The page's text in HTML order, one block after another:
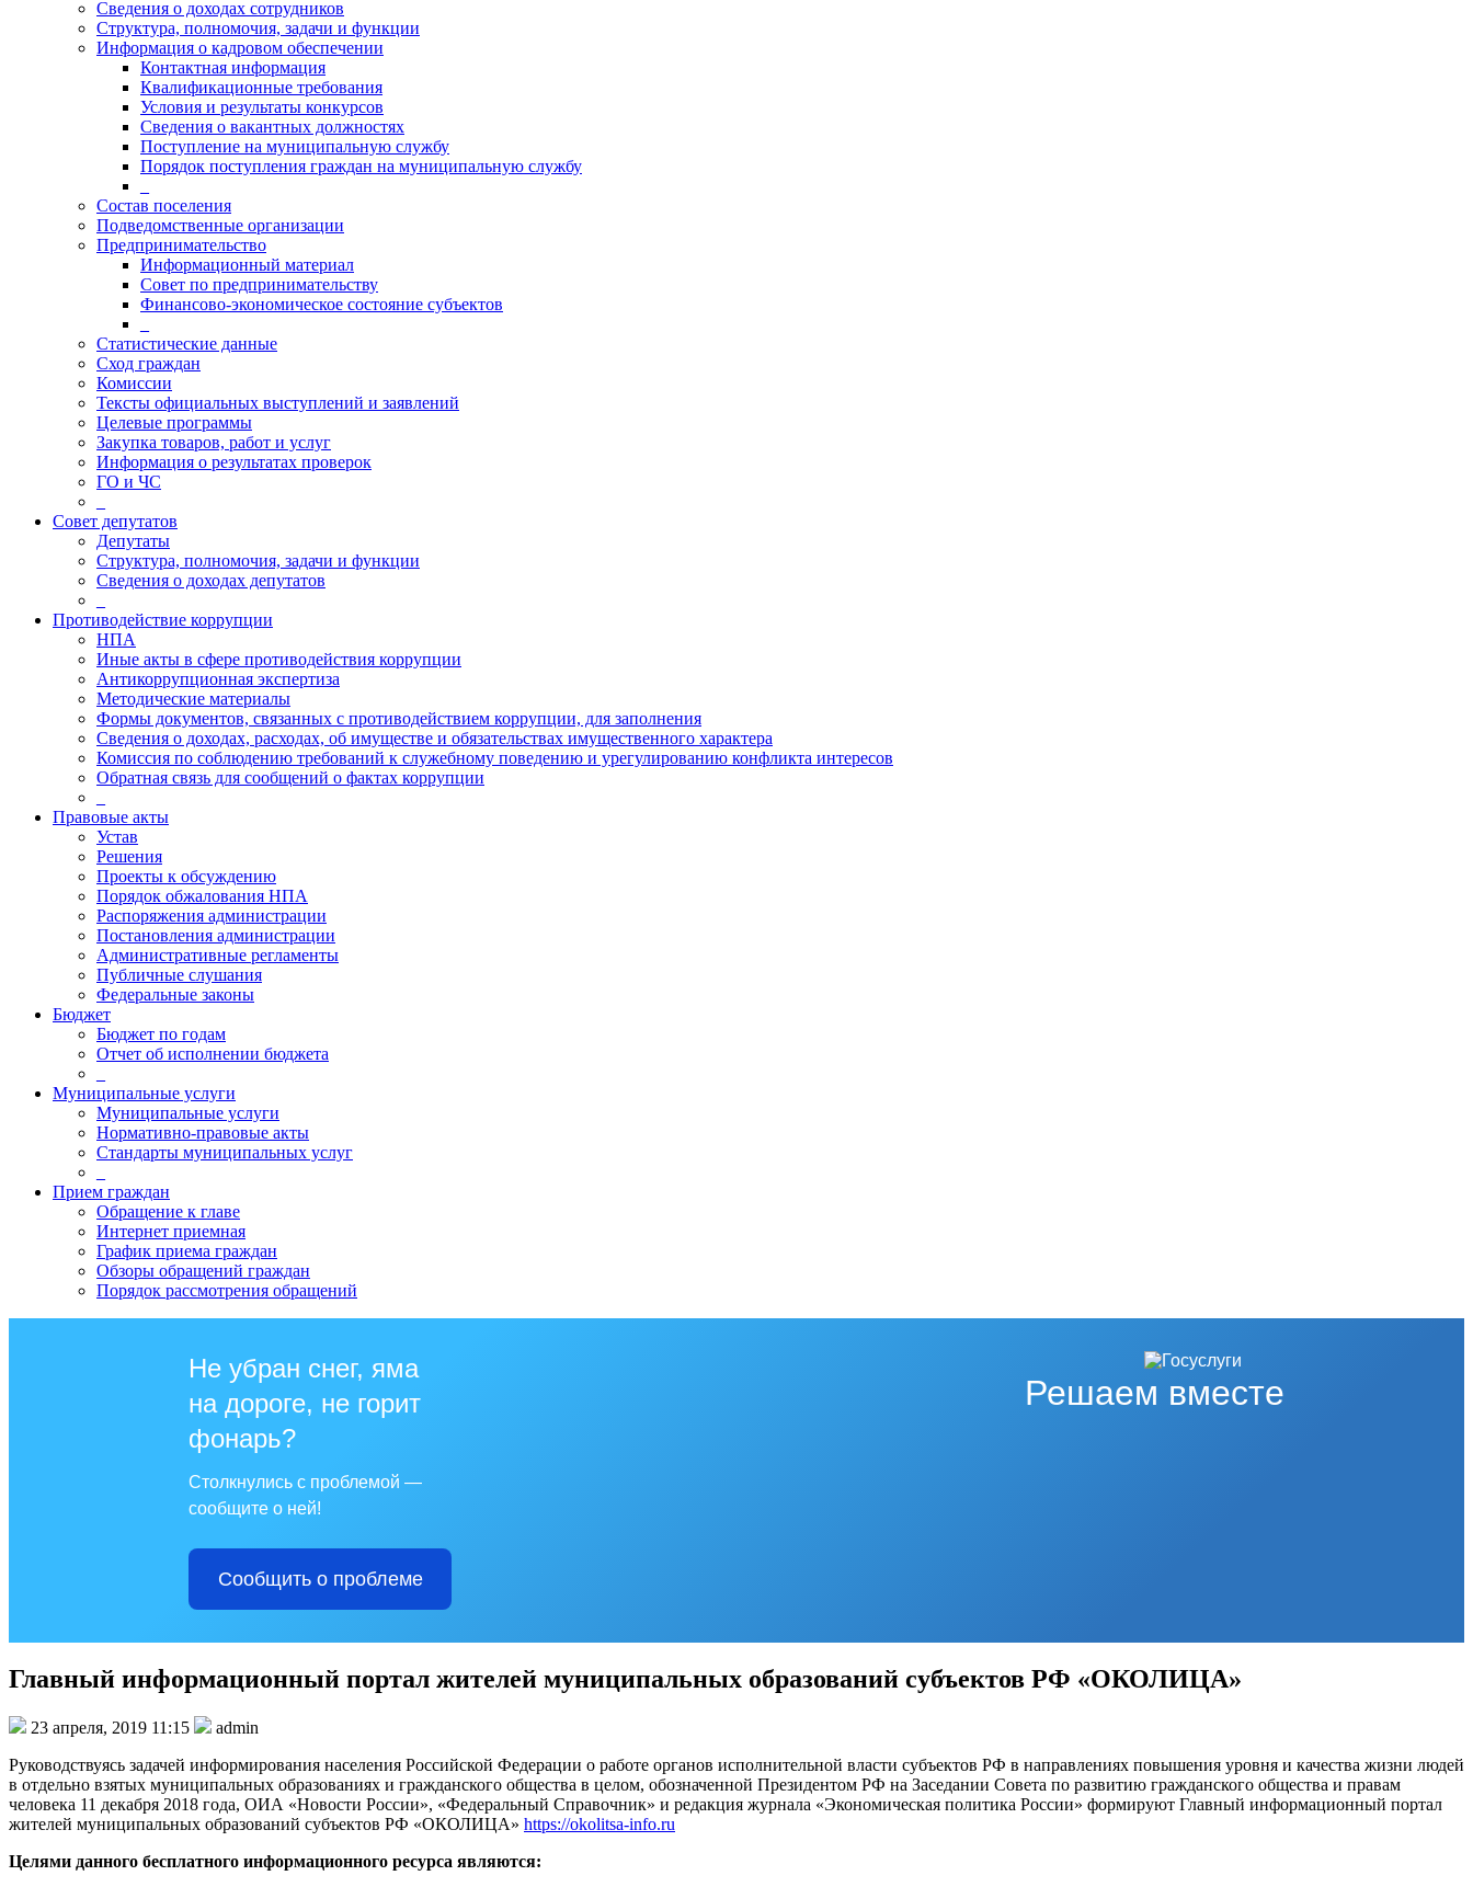
Сведения о доходах сотрудников
Структура, полномочия, задачи и функции
Информация о кадровом обеспечении
Контактная информация
Квалификационные требования
Условия и результаты конкурсов
Сведения о вакантных должностях
Поступление на муниципальную службу
Порядок поступления граждан на муниципальную службу
Состав поселения
Подведомственные организации
Предпринимательство
Информационный материал
Совет по предпринимательству
Финансово-экономическое состояние субъектов
Статистические данные
Сход граждан
Комиссии
Тексты официальных выступлений и заявлений
Целевые программы
Закупка товаров, работ и услуг
Информация о результатах проверок
ГО и ЧС
Совет депутатов
Депутаты
Структура, полномочия, задачи и функции
Сведения о доходах депутатов
Противодействие коррупции
НПА
Иные акты в сфере противодействия коррупции
Антикоррупционная экспертиза
Методические материалы
Формы документов, связанных с противодействием коррупции, для заполнения
Сведения о доходах, расходах, об имуществе и обязательствах имущественного характера
Комиссия по соблюдению требований к служебному поведению и урегулированию конфликта интересов
Обратная связь для сообщений о фактах коррупции
Правовые акты
Устав
Решения
Проекты к обсуждению
Порядок обжалования НПА
Распоряжения администрации
Постановления администрации
Административные регламенты
Публичные слушания
Федеральные законы
Бюджет
Бюджет по годам
Отчет об исполнении бюджета
Муниципальные услуги
Муниципальные услуги
Нормативно-правовые акты
Стандарты муниципальных услуг
Прием граждан
Обращение к главе
Интернет приемная
График приема граждан
Обзоры обращений граждан
Порядок рассмотрения обращений
Решаем вместе
Не убран снег, яма
на дороге, не горит
фонарь?
Столкнулись с проблемой —
сообщите о ней!
Сообщить о проблеме
Главный информационный портал жителей муниципальных образований субъектов РФ «ОКОЛИЦА»
23 апреля, 2019 11:15
admin
Руководствуясь задачей информирования населения Российской Федерации о работе органов исполнительной власти субъектов РФ в направлениях повышения уровня и качества жизни людей
в отдельно взятых муниципальных образованиях и гражданского общества в целом, обозначенной Президентом РФ на Заседании Совета по развитию гражданского общества и правам
человека 11 декабря 2018 года, ОИА «Новости России», «Федеральный Справочник» и редакция журнала «Экономическая политика России» формируют Главный информационный портал
жителей муниципальных образований субъектов РФ «ОКОЛИЦА» https://okolitsa-info.ru
Целями данного бесплатного информационного ресурса являются: